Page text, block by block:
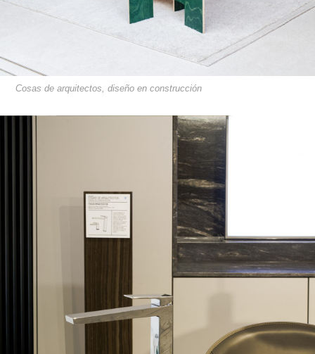
Cosas de arquitectos, diseño en construcción